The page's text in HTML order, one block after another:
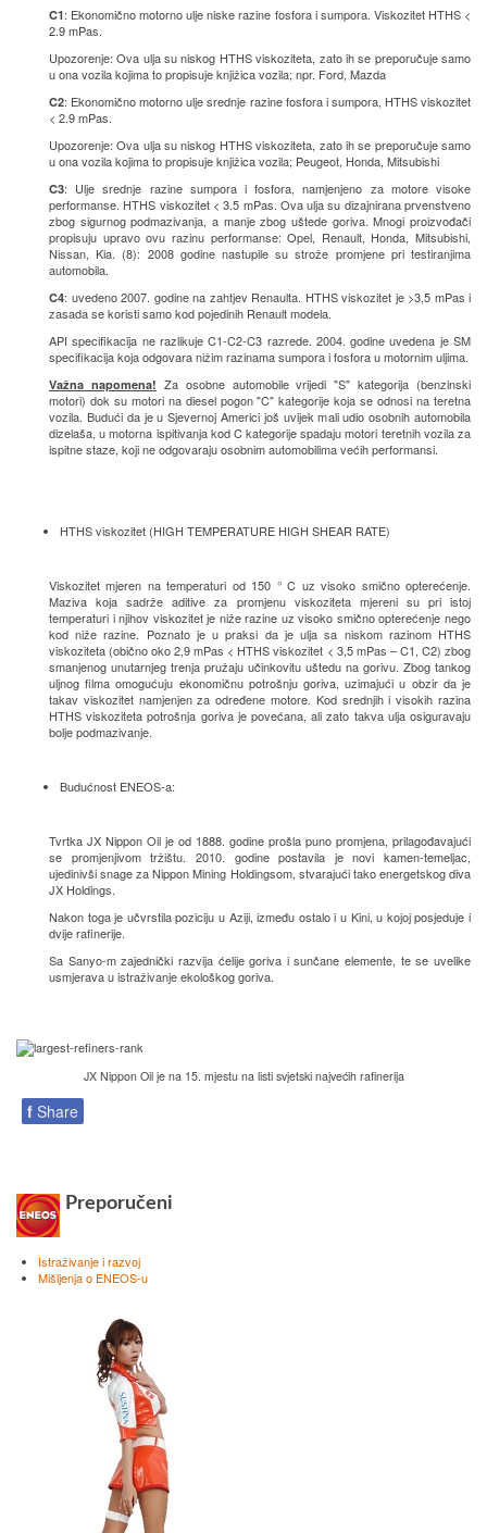
C1: Ekonomično motorno ulje niske razine fosfora i sumpora. Viskozitet HTHS <
2.9 mPas.
Upozorenje: Ova ulja su niskog HTHS viskoziteta, zato ih se preporučuje samo
u ona vozila kojima to propisuje knjižica vozila; npr. Ford, Mazda
C2: Ekonomično motorno ulje srednje razine fosfora i sumpora, HTHS viskozitet
< 2.9 mPas.
Upozorenje: Ova ulja su niskog HTHS viskoziteta, zato ih se preporučuje samo
u ona vozila kojima to propisuje knjižica vozila; Peugeot, Honda, Mitsubishi
C3: Ulje srednje razine sumpora i fosfora, namjenjeno za motore visoke
performanse. HTHS viskozitet < 3.5 mPas. Ova ulja su dizajnirana prvenstveno
zbog sigurnog podmazivanja, a manje zbog uštede goriva. Mnogi proizvođači
propisuju upravo ovu razinu performanse: Opel, Renault, Honda, Mitsubishi,
Nissan, Kia. (8): 2008 godine nastupile su strože promjene pri testiranjima
automobila.
C4: uvedeno 2007. godine na zahtjev Renaulta. HTHS viskozitet je >3,5 mPas i
zasada se koristi samo kod pojedinih Renault modela.
API specifikacija ne razlikuje C1-C2-C3 razrede. 2004. godine uvedena je SM
specifikacija koja odgovara nižim razinama sumpora i fosfora u motornim uljima.
Važna napomena! Za osobne automobile vrijedi "S" kategorija (benzinski
motori) dok su motori na diesel pogon "C" kategorije koja se odnosi na teretna
vozila. Budući da je u Sjevernoj Americi još uvijek mali udio osobnih automobila
dizelaša, u motorna ispitivanja kod C kategorije spadaju motori teretnih vozila za
ispitne staze, koji ne odgovaraju osobnim automobilima većih performansi.
HTHS viskozitet (HIGH TEMPERATURE HIGH SHEAR RATE)
Viskozitet mjeren na temperaturi od 150 ° C uz visoko smično opterećenje.
Maziva koja sadrže aditive za promjenu viskoziteta mjereni su pri istoj
temperaturi i njihov viskozitet je niže razine uz visoko smično opterećenje nego
kod niže razine. Poznato je u praksi da je ulja sa niskom razinom HTHS
viskoziteta (obično oko 2,9 mPas < HTHS viskozitet < 3,5 mPas – C1, C2) zbog
smanjenog unutarnjeg trenja pružaju učinkovitu uštedu na gorivu. Zbog tankog
uljnog filma omogućuju ekonomičnu potrošnju goriva, uzimajući u obzir da je
takav viskozitet namjenjen za određene motore. Kod srednjih i visokih razina
HTHS viskoziteta potrošnja goriva je povećana, ali zato takva ulja osiguravaju
bolje podmazivanje.
Budućnost ENEOS-a:
Tvrtka JX Nippon Oil je od 1888. godine prošla puno promjena, prilagođavajući
se promjenjivom tržištu. 2010. godine postavila je novi kamen-temeljac,
ujedinivši snage za Nippon Mining Holdingsom, stvarajući tako energetskog diva
JX Holdings.
Nakon toga je učvrstila poziciju u Aziji, između ostalo i u Kini, u kojoj posjeduje i
dvije rafinerije.
Sa Sanyo-m zajednički razvija ćelije goriva i sunčane elemente, te se uvelike
usmjerava u istraživanje ekološkog goriva.
JX Nippon Oil je na 15. mjestu na listi svjetski najvećih rafinerija
f Share
Preporučeni
Istraživanje i razvoj
Mišljenja o ENEOS-u